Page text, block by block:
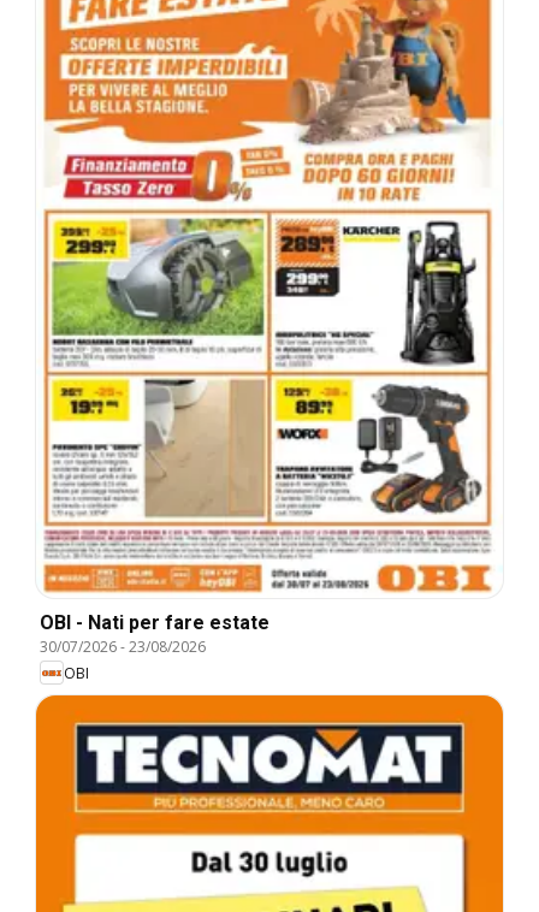
OBI - Nati per fare estate
30/07/2026-23/08/2026
OBI